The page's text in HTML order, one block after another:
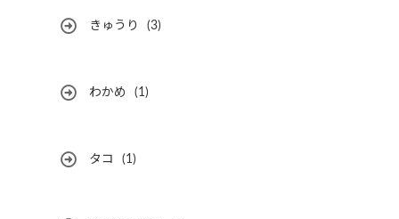
きゅうり (3)
わかめ (1)
タコ (1)